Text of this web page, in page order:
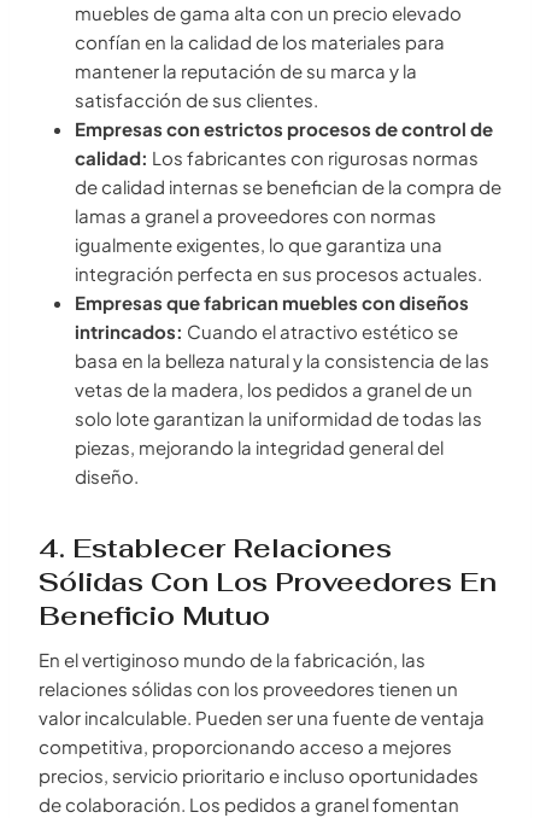
muebles de gama alta con un precio elevado
confían en la calidad de los materiales para
mantener la reputación de su marca y la
satisfacción de sus clientes.
Empresas con estrictos procesos de control de
calidad: Los fabricantes con rigurosas normas
de calidad internas se benefician de la compra de
lamas a granel a proveedores con normas
igualmente exigentes, lo que garantiza una
integración perfecta en sus procesos actuales.
Empresas que fabrican muebles con diseños
intrincados: Cuando el atractivo estético se
basa en la belleza natural y la consistencia de las
vetas de la madera, los pedidos a granel de un
solo lote garantizan la uniformidad de todas las
piezas, mejorando la integridad general del
diseño.
4. Establecer Relaciones
Sólidas Con Los Proveedores En
Beneficio Mutuo
En el vertiginoso mundo de la fabricación, las
relaciones sólidas con los proveedores tienen un
valor incalculable. Pueden ser una fuente de ventaja
competitiva, proporcionando acceso a mejores
precios, servicio prioritario e incluso oportunidades
de colaboración. Los pedidos a granel fomentan